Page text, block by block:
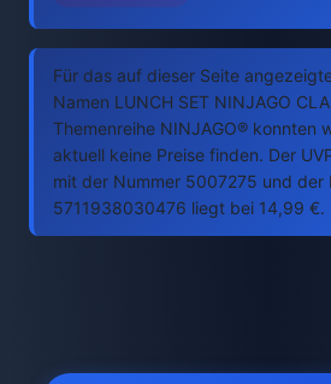
Für das auf dieser Seite
Namen LUNCH SET NINJAGO
Themenreihe NINJAGO® konnten
aktuell keine Preise finden. Der
mit der Nummer 5007275 und der
5711938030476 liegt bei 14,99 €.